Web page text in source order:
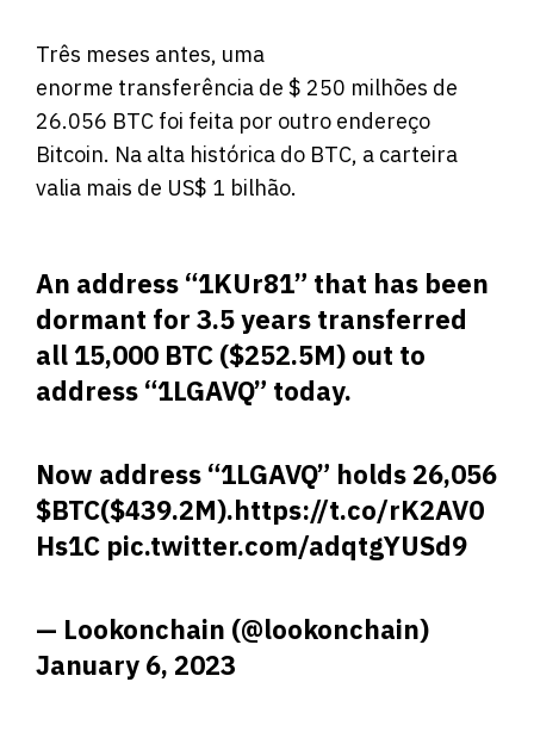
Três meses antes, uma
enorme transferência de $ 250 milhões de
26.056 BTC foi feita por outro endereço
Bitcoin. Na alta histórica do BTC, a carteira
valia mais de US$ 1 bilhão.
An address “1KUr81” that has been
dormant for 3.5 years transferred
all 15,000 BTC ($252.5M) out to
address “1LGAVQ” today.
Now address “1LGAVQ” holds 26,056
$BTC($439.2M).https://t.co/rK2AV0
Hs1C pic.twitter.com/adqtgYUSd9
— Lookonchain (@lookonchain)
January 6, 2023